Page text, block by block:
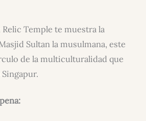
Temple te muestra la
Sultan la musulmana, este
de la multiculturalidad que